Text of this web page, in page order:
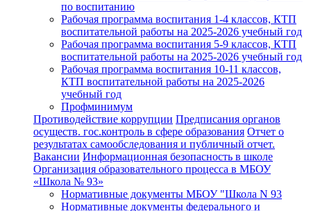
по воспитанию
Рабочая программа воспитания 1-4 классов, КТП
воспитательной работы на 2025-2026 учебный год
Рабочая программа воспитания 5-9 классов, КТП
воспитательной работы на 2025-2026 учебный год
Рабочая программа воспитания 10-11 классов,
КТП воспитательной работы на 2025-2026
учебный год
Профминимум
Противодействие коррупции Предписания органов
осуществ. гос.контроль в сфере образования Отчет о
результатах самообследования и публичный отчет.
Вакансии Информационная безопасность в школе
Организация образовательного процесса в МБОУ
«Школа № 93»
Нормативные документы МБОУ "Школа N 93
Нормативные документы федерального и